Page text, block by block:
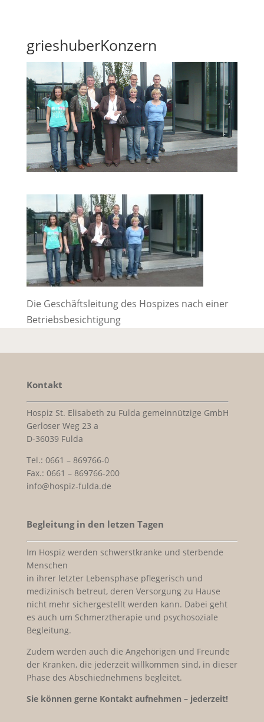
grieshuberKonzern
Die Geschäftsleitung des Hospizes nach einer
Betriebsbesichtigung
Kontakt
Hospiz St. Elisabeth zu Fulda gemeinnützige GmbH
Gerloser Weg 23 a
D-36039 Fulda
Tel.: 0661 – 869766-0
Fax.: 0661 – 869766-200
info@hospiz-fulda.de
Begleitung in den letzen Tagen
Im Hospiz werden schwerstkranke und sterbende
Menschen
in ihrer letzter Lebensphase pflegerisch und
medizinisch betreut, deren Versorgung zu Hause
nicht mehr sichergestellt werden kann. Dabei geht
es auch um Schmerztherapie und psychosoziale
Begleitung.
Zudem werden auch die Angehörigen und Freunde
der Kranken, die jederzeit willkommen sind, in dieser
Phase des Abschiednehmens begleitet.
Sie können gerne Kontakt aufnehmen – jederzeit!